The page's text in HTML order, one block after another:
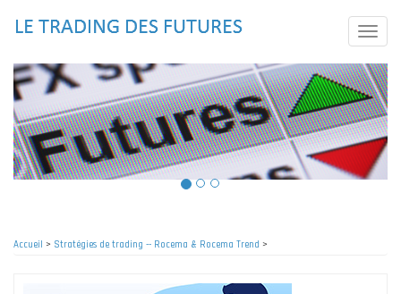
principal
Toggle
Accueil > Stratégies de trading -- Rocema & Rocema Trend >